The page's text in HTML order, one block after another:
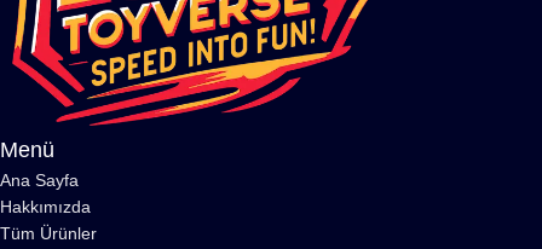
Menü
Ana Sayfa
Hakkımızda
Tüm Ürünler